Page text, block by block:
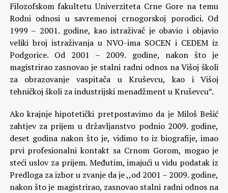
Filozofskom fakultetu Univerziteta Crne Gore na temu
Rodni odnosi u savremenoj crnogorskoj porodici. Od
1999 – 2001. godine, kao istraživač je obavio i objavio
veliki broj istraživanja u NVO-ima SOCEN i CEDEM iz
Podgorice. Od 2001 – 2009. godine, nakon što je
magistrirao zasnovao je stalni radni odnos na Višoj školi
za obrazovanje vaspitača u Kruševcu, kao i Višoj
tehničkoj školi za industrijski menadžment u Kruševcu”.
Ako krajnje hipotetički pretpostavimo da je Miloš Bešić
zahtjev za prijem u državljanstvo podnio 2009. godine,
deset godina nakon što je, vidimo to iz biografije, imao
prvi profesionalni kontakt sa Crnom Gorom, mogao je
steći uslov za prijem. Međutim, imajući u vidu podatak iz
Predloga za izbor u zvanje da je ,,od 2001 – 2009. godine,
nakon što je magistrirao, zasnovao stalni radni odnos na